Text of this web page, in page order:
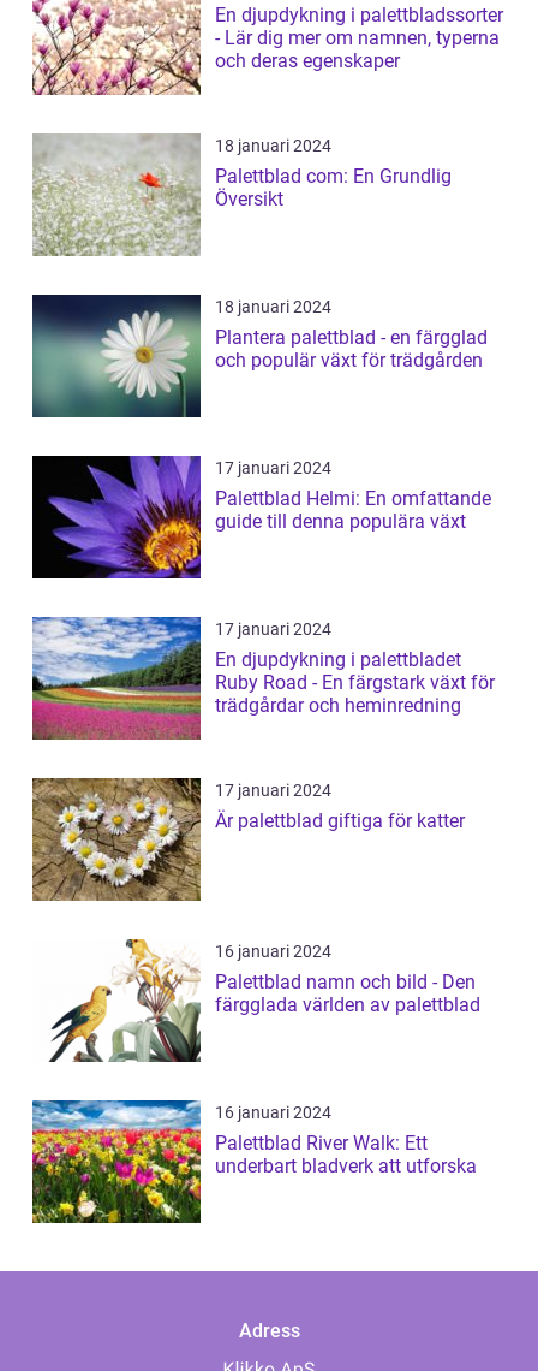
En djupdykning i palettbladssorter
- Lär dig mer om namnen, typerna
och deras egenskaper
18 januari 2024
Palettblad com: En Grundlig
Översikt
18 januari 2024
Plantera palettblad - en färgglad
och populär växt för trädgården
17 januari 2024
Palettblad Helmi: En omfattande
guide till denna populära växt
17 januari 2024
En djupdykning i palettbladet
Ruby Road - En färgstark växt för
trädgårdar och heminredning
17 januari 2024
Är palettblad giftiga för katter
16 januari 2024
Palettblad namn och bild - Den
färgglada världen av palettblad
16 januari 2024
Palettblad River Walk: Ett
underbart bladverk att utforska
Adress